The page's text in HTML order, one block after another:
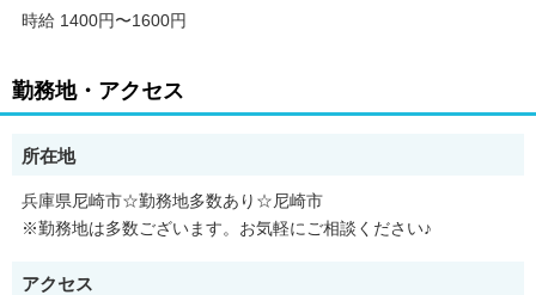
●サービス業界でデータ集計などの一般事務
●IT業界でスケジュール調整などの秘書業務
●月収24万円以上！清涼飲料メーカーでの経理事務
●SNSでの情報発信業務
※あくまで一例です。
「子育てと両立しながら在宅で働きたい」
「未経験でチャレンジできる仕事がしたい」
「正社員としてフルタイムでしっかり働きたい」
時給 1400円〜1600円
勤務地・アクセス
所在地
兵庫県尼崎市☆勤務地多数あり☆尼崎市
※勤務地は多数ございます。お気軽にご相談ください♪
アクセス